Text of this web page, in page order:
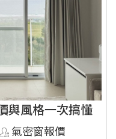
與風格一次搞懂
氣密窗報價